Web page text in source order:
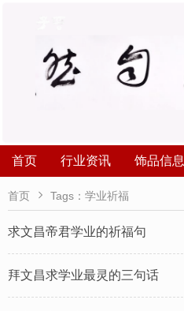
首页 行业资讯 饰品信息
首页  Tags：学业祈福
求文昌帝君学业的祈福句
拜文昌求学业最灵的三句话